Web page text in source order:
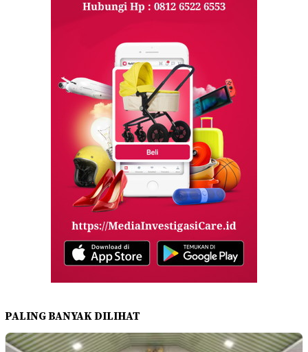
PALING BANYAK DILIHAT